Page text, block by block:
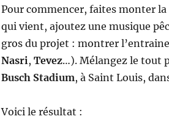
Pour commencer, faites monter
qui vient, ajoutez une musique
gros du projet : montrer
Nasri, Tevez…). Mélangez le tout
Busch Stadium, à Saint Louis,
Voici le résultat :